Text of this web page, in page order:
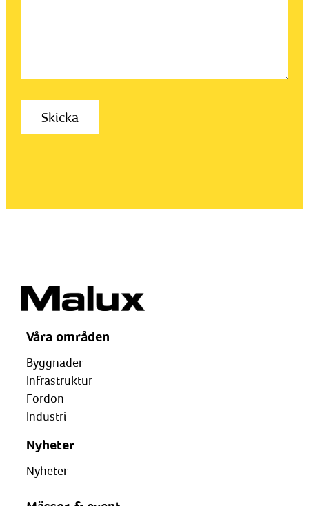
Våra områden
Byggnader
Infrastruktur
Fordon
Industri
Nyheter
Nyheter